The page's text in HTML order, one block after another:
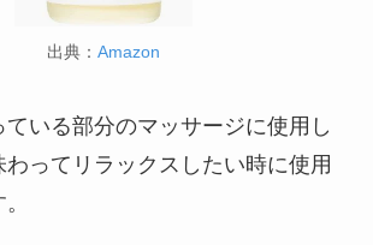
出典： Amazon
ている部分のマッサージに使用し
ってリラックスしたい時に使用